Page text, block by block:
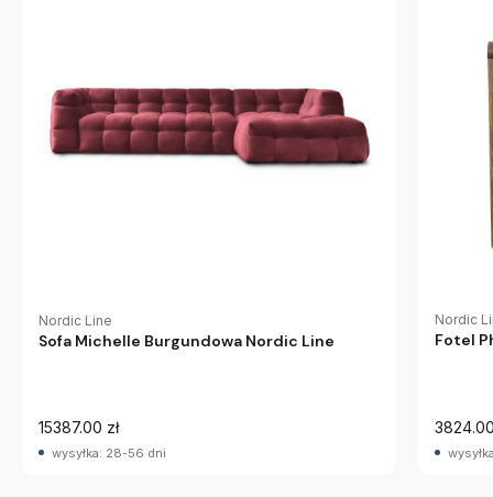
Nordic Line
Sofa Michelle Burgundowa Nordic Line
15387.00 zł
wysyłka: 28-56 dni
Nordic
Fotel